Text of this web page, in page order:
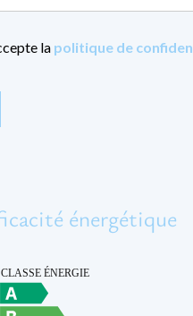
la politique de
énergétique